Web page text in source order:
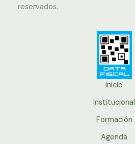
reservados.
Inicio
Institucional
Formación
Agenda